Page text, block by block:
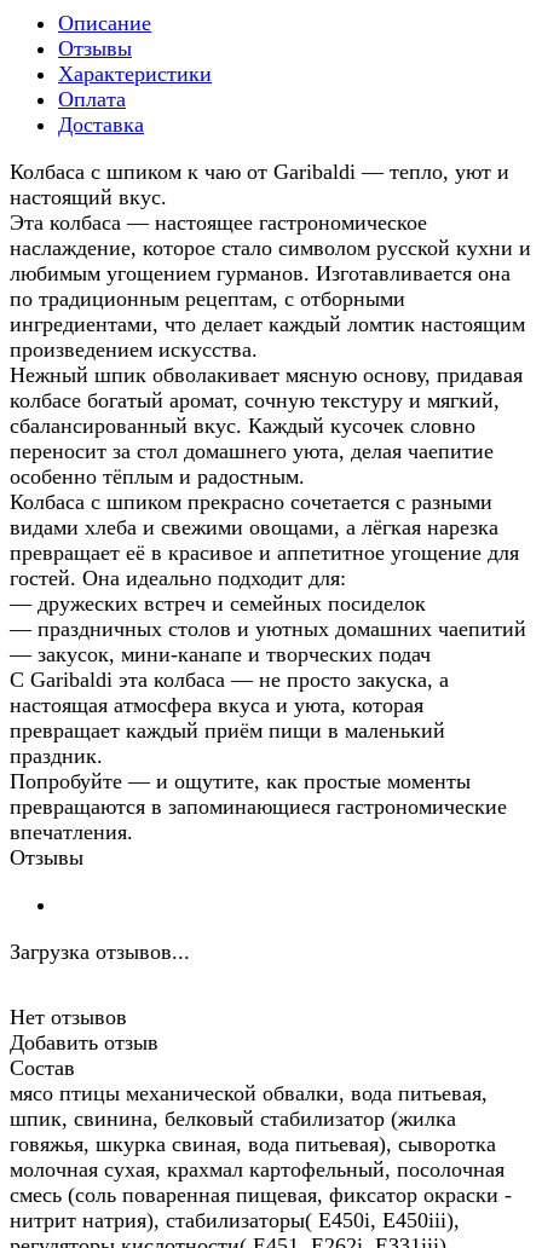
Описание
Отзывы
Характеристики
Оплата
Доставка
Колбаса с шпиком к чаю от Garibaldi — тепло, уют и
настоящий вкус.
Эта колбаса — настоящее гастрономическое
наслаждение, которое стало символом русской кухни и
любимым угощением гурманов. Изготавливается она
по традиционным рецептам, с отборными
ингредиентами, что делает каждый ломтик настоящим
произведением искусства.
Нежный шпик обволакивает мясную основу, придавая
колбасе богатый аромат, сочную текстуру и мягкий,
сбалансированный вкус. Каждый кусочек словно
переносит за стол домашнего уюта, делая чаепитие
особенно тёплым и радостным.
Колбаса с шпиком прекрасно сочетается с разными
видами хлеба и свежими овощами, а лёгкая нарезка
превращает её в красивое и аппетитное угощение для
гостей. Она идеально подходит для:
— дружеских встреч и семейных посиделок
— праздничных столов и уютных домашних чаепитий
— закусок, мини-канапе и творческих подач
С Garibaldi эта колбаса — не просто закуска, а
настоящая атмосфера вкуса и уюта, которая
превращает каждый приём пищи в маленький
праздник.
Попробуйте — и ощутите, как простые моменты
превращаются в запоминающиеся гастрономические
впечатления.
Отзывы
Загрузка отзывов...
Нет отзывов
Добавить отзыв
Состав
мясо птицы механической обвалки, вода питьевая,
шпик, свинина, белковый стабилизатор (жилка
говяжья, шкурка свиная, вода питьевая), сыворотка
молочная сухая, крахмал картофельный, посолочная
смесь (соль поваренная пищевая, фиксатор окраски -
нитрит натрия), стабилизаторы( Е450i, E450iii),